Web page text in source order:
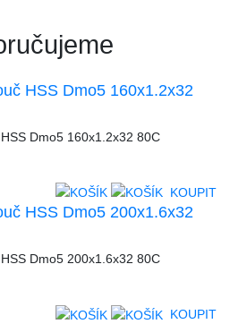
HSS Dmo5 160x1.2x32
KOUPIT
HSS Dmo5 200x1.6x32
KOUPIT